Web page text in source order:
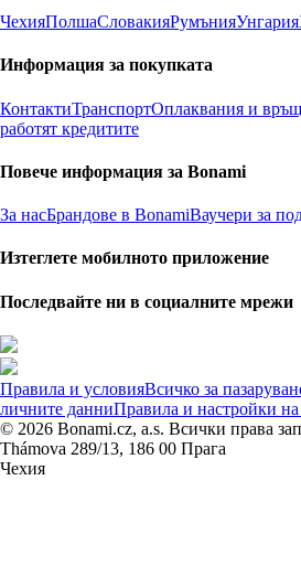
ЧехияПолшаСловакияРумънияУнгария
Информация за покупката
КонтактиТранспортОплаквания и
работят кредитите
Повече информация за Bonami
За насБрандове в BonamiВаучери за
Изтеглете мобилното приложение
Последвайте ни в социалните мрежи
Правила и условияВсичко за
личните данниПравила и настройки
© 2026 Bonami.cz, a.s. Всички права
Thámova 289/13, 186 00 Прага
Чехия